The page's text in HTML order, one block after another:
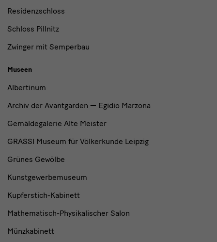
Residenzschloss
Schloss Pillnitz
Zwinger mit Semperbau
Museen
Albertinum
Archiv der Avantgarden — Egidio Marzona
Gemäldegalerie Alte Meister
GRASSI Museum für Völkerkunde Leipzig
Grünes Gewölbe
Kunstgewerbemuseum
Kupferstich-Kabinett
Mathematisch-Physikalischer Salon
Münzkabinett